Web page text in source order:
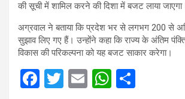
की सूची में शामिल करने की दिशा में बजट लाया
अग्रवाल ने बताया कि प्रदेश भर से लगभग 200 से
सुझाव लिए गए हैं। उन्होंने कहा कि राज्य के अंतिम
विकास की परिकल्पना को यह बजट साकार करेगा।
F
T
E
W